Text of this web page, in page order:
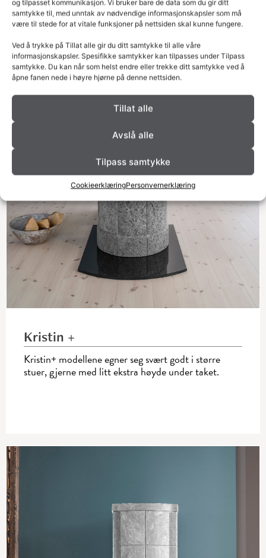
og tilpasset kommunikasjon. Vi bruker bare de data som du gir ditt
samtykke til, med unntak av nødvendige informasjonskapsler som må
være til stede for at vitale funksjoner på nettsiden skal kunne fungere.
Ved å trykke på Tillat alle gir du ditt samtykke til alle våre
informasjonskapsler. Spesifikke samtykker kan tilpasses under Tilpass
samtykke. Du kan når som helst endre eller trekke ditt samtykke ved å
åpne fanen nede i høyre hjørne på denne nettsiden.
Tillat alle
Avslå alle
Tilpass samtykke
CookieerklæringPersonvernerklæring
Kristin +
Kristin+ modellene egner seg svært godt i større
stuer, gjerne med litt ekstra høyde under taket.